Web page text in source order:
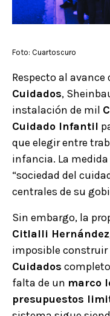
Foto: Cuartoscuro
Respecto al avance
Cuidados,
instalación de mil
Cuidado Infantil
que elegir entre
infancia. La
“sociedad del
centrales de su
Sin embargo, la
Citlalli Hernández
imposible construir
Cuidados
falta de un marco
presupuestos